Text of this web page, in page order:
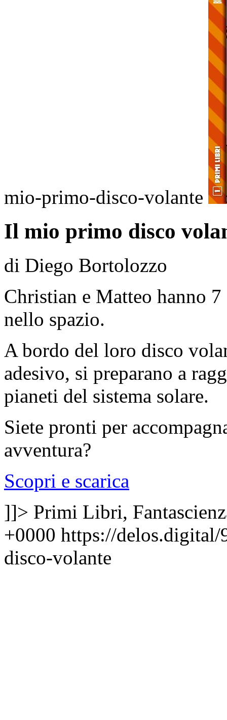
mio-primo-disco-volante
Il mio primo disco
di Diego Bortolozzo
Christian e Matteo hanno
nello spazio.
A bordo del loro disco
adesivo, si preparano a
pianeti del sistema solare.
Siete pronti per
avventura?
Scopri e scarica
]]> Primi Libri,
+0000 https://
disco-volante